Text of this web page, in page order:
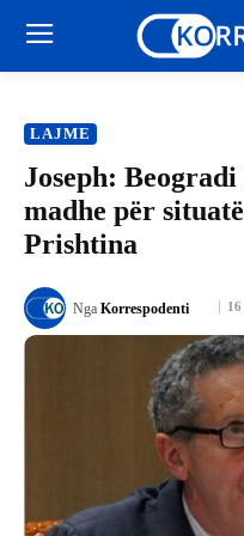
LAJME
Joseph:
madhe për
Prishtina
Nga Korrespodenti